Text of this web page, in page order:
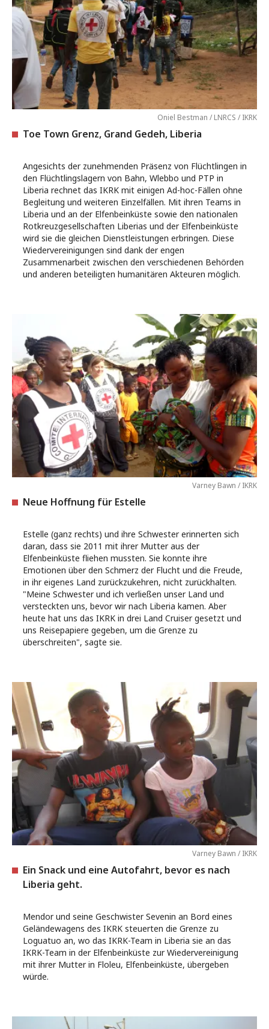
Oniel Bestman / LNRCS / IKRK
Toe Town Grenz, Grand Gedeh, Liberia
Angesichts der zunehmenden Präsenz von Flüchtlingen in
den Flüchtlingslagern von Bahn, Wlebbo und PTP in
Liberia rechnet das IKRK mit einigen Ad-hoc-Fällen ohne
Begleitung und weiteren Einzelfällen. Mit ihren Teams in
Liberia und an der Elfenbeinküste sowie den nationalen
Rotkreuzgesellschaften Liberias und der Elfenbeinküste
wird sie die gleichen Dienstleistungen erbringen. Diese
Wiedervereinigungen sind dank der engen
Zusammenarbeit zwischen den verschiedenen Behörden
und anderen beteiligten humanitären Akteuren möglich.
Varney Bawn / IKRK
Neue Hoffnung für Estelle
Estelle (ganz rechts) und ihre Schwester erinnerten sich
daran, dass sie 2011 mit ihrer Mutter aus der
Elfenbeinküste fliehen mussten. Sie konnte ihre
Emotionen über den Schmerz der Flucht und die Freude,
in ihr eigenes Land zurückzukehren, nicht zurückhalten.
"Meine Schwester und ich verließen unser Land und
versteckten uns, bevor wir nach Liberia kamen. Aber
heute hat uns das IKRK in drei Land Cruiser gesetzt und
uns Reisepapiere gegeben, um die Grenze zu
überschreiten", sagte sie.
Varney Bawn / IKRK
Ein Snack und eine Autofahrt, bevor es nach
Liberia geht.
Mendor und seine Geschwister Sevenin an Bord eines
Geländewagens des IKRK steuerten die Grenze zu
Loguatuo an, wo das IKRK-Team in Liberia sie an das
IKRK-Team in der Elfenbeinküste zur Wiedervereinigung
mit ihrer Mutter in Floleu, Elfenbeinküste, übergeben
würde.